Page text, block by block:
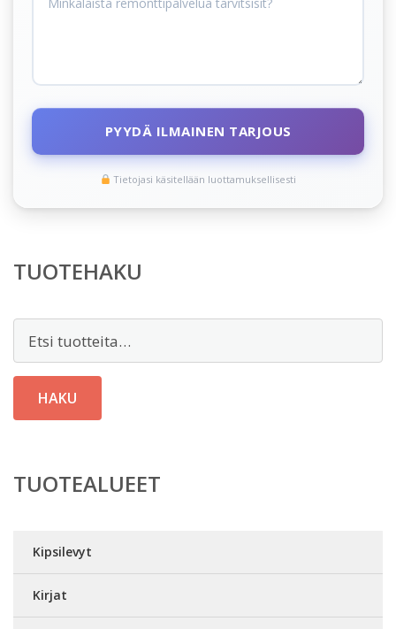
PYYDÄ ILMAINEN TARJOUS
Tietojasi käsitellään luottamuksellisesti
TUOTEHAKU
HAKU
TUOTEALUEET
Kipsilevyt
Kirjat